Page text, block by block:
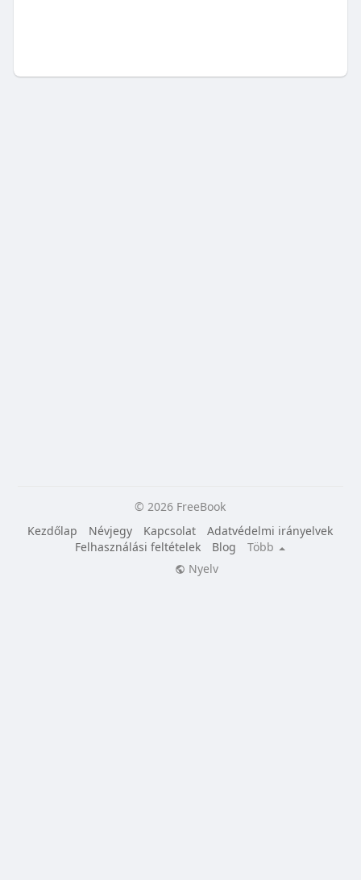
© 2026 FreeBook
Kezdőlap
Névjegy Kapcsolat
Adatvédelmi irányelvek
Felhasználási feltételek
Blog
Több
Nyelv